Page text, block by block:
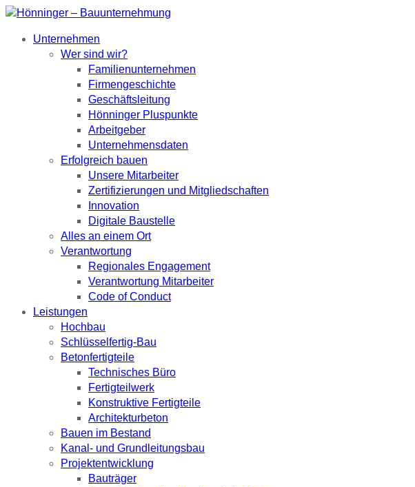
Unternehmen
Wer sind wir?
Familienunternehmen
Firmengeschichte
Geschäftsleitung
Hönninger Pluspunkte
Arbeitgeber
Unternehmensdaten
Erfolgreich bauen
Unsere Mitarbeiter
Zertifizierungen und Mitgliedschaften
Innovation
Digitale Baustelle
Alles an einem Ort
Verantwortung
Regionales Engagement
Verantwortung Mitarbeiter
Code of Conduct
Leistungen
Hochbau
Schlüsselfertig-Bau
Betonfertigteile
Technisches Büro
Fertigteilwerk
Konstruktive Fertigteile
Architekturbeton
Bauen im Bestand
Kanal- und Grundleitungsbau
Projektentwicklung
Bauträger